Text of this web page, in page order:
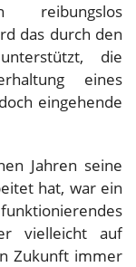
reibungslos
das durch den
die
eines
eingehende
Jahren seine
hat, war ein
vielleicht auf
Zukunft immer